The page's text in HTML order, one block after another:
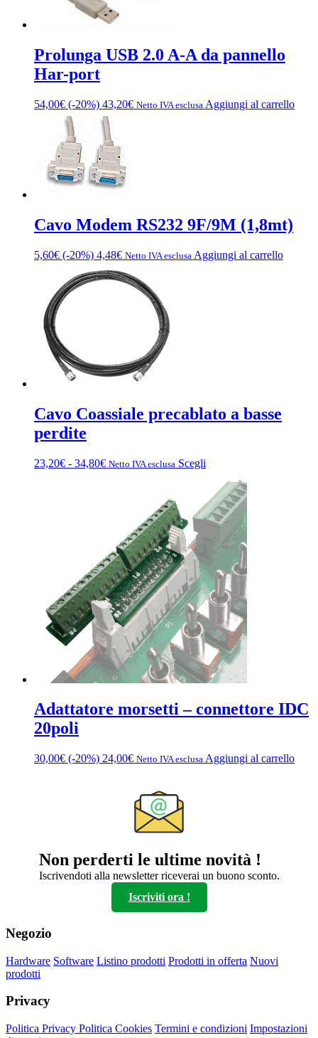
Prolunga USB 2.0 A-A da pannello
Har-port
54,00€ (-20%) 43,20€ Netto IVA esclusa Aggiungi al carrello
Cavo Modem RS232 9F/9M (1,8mt)
5,60€ (-20%) 4,48€ Netto IVA esclusa Aggiungi al carrello
Cavo Coassiale precablato a basse
perdite
23,20€ - 34,80€Fascia
34,80€
Netto IVA esclusa Scegli
più
varianti.
Le
opzioni
possono
essere
scelte
nella
pagina
del
prodotto
Adattatore morsetti – connettore IDC
20poli
30,00€ (-20%) 24,00€ Netto IVA esclusa Aggiungi al carrello
Non perderti le ultime novità !
Iscrivendoti alla newsletter riceverai un buono sconto.
Iscriviti ora !
Negozio
Hardware Software Listino prodotti Prodotti in offerta Nuovi
prodotti
Privacy
Politica Privacy Politica Cookies Termini e condizioni Impostazioni